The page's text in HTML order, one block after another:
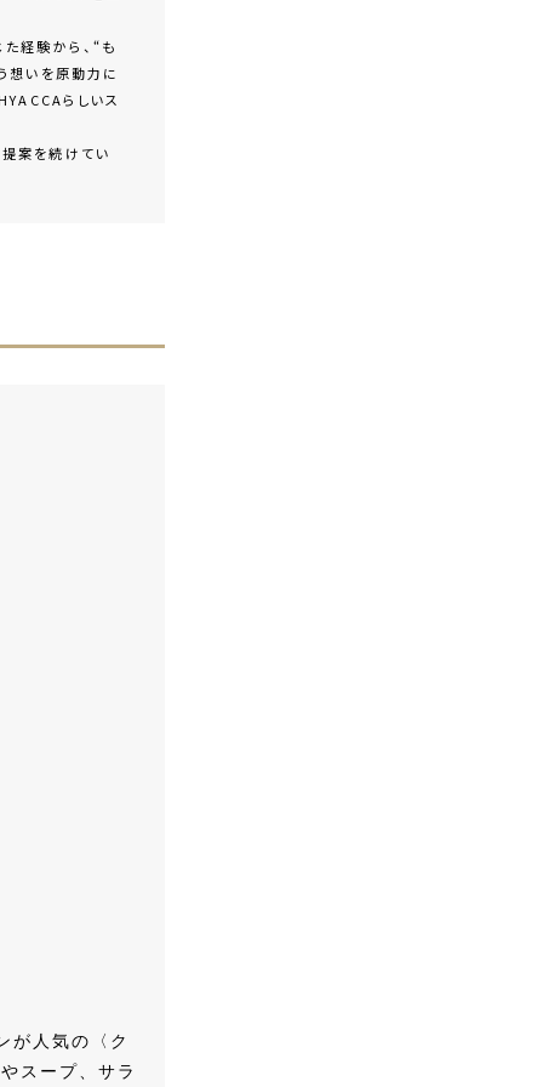
経験から、“も
想いを原動力に
らしいス
案を続けてい
が人気の〈ク
スープ、サラ